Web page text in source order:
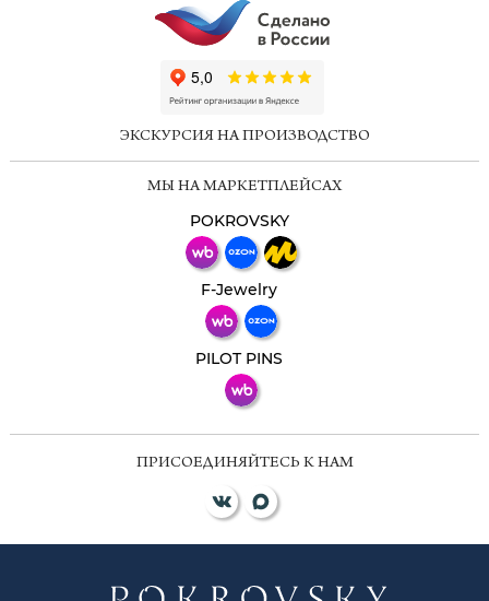
ЭКСКУРСИЯ НА ПРОИЗВОДСТВО
МЫ НА МАРКЕТПЛЕЙСАХ
POKROVSKY
F-Jewelry
PILOT PINS
ПРИСОЕДИНЯЙТЕСЬ К НАМ